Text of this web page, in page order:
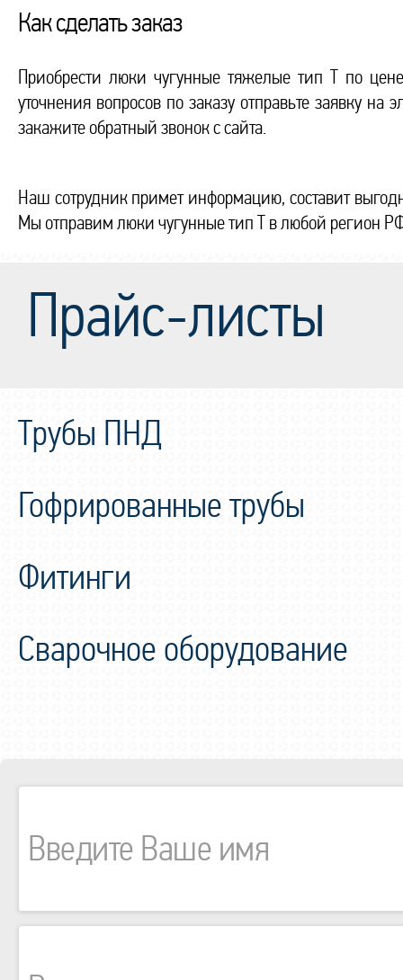
Как сделать заказ
Приобрести люки чугунные тяжелые тип Т по
уточнения вопросов по заказу отправьте заявку
закажите обратный звонок с сайта.
Наш сотрудник примет информацию, составит
Мы отправим люки чугунные тип Т в любой регион
Прайс-листы
Трубы ПНД
Гофрированные трубы
Фитинги
Сварочное оборудование